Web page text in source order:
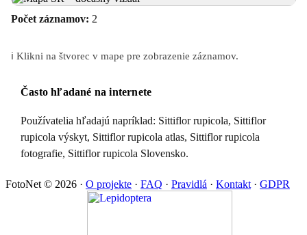
Počet záznamov: 2
ℹ️ Klikni na štvorec v mape pre zobrazenie záznamov.
Často hľadané na internete
Používatelia hľadajú napríklad: Sittiflor rupicola, Sittiflor
rupicola výskyt, Sittiflor rupicola atlas, Sittiflor rupicola
fotografie, Sittiflor rupicola Slovensko.
FotoNet © 2026 · O projekte · FAQ · Pravidlá · Kontakt · GDPR